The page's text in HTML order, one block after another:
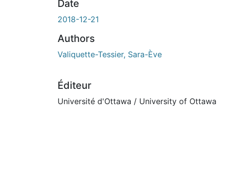
Date
2018-12-21
Authors
Valiquette-Tessier, Sara-Ève
Éditeur
Université d'Ottawa / University of Ottawa